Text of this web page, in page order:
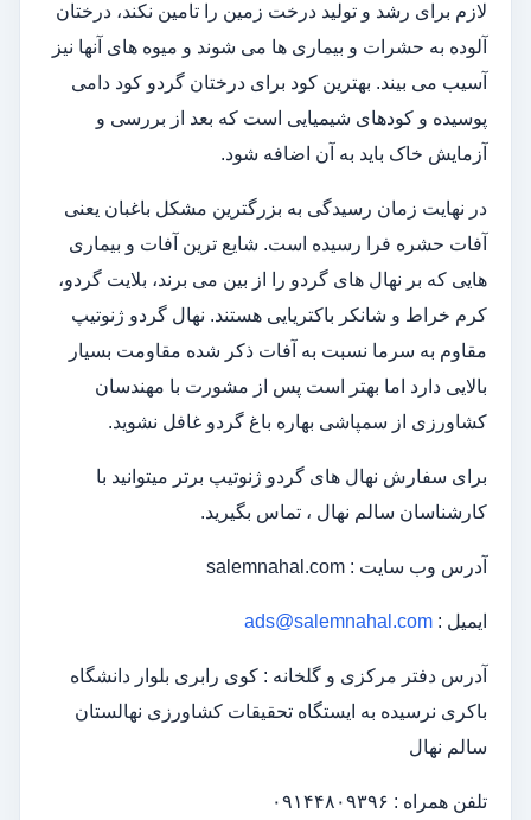
لازم برای رشد و تولید درخت زمین را تامین نکند، درختان
آلوده به حشرات و بیماری ها می شوند و میوه های آنها نیز
آسیب می بیند. بهترین کود برای درختان گردو کود دامی
پوسیده و کودهای شیمیایی است که بعد از بررسی و
آزمایش خاک باید به آن اضافه شود.
در نهایت زمان رسیدگی به بزرگترین مشکل باغبان یعنی
آفات حشره فرا رسیده است. شایع ترین آفات و بیماری
هایی که بر نهال های گردو را از بین می برند، بلایت گردو،
کرم خراط و شانکر باکتریایی هستند. نهال گردو ژنوتیپ
مقاوم به سرما نسبت به آفات ذکر شده مقاومت بسیار
بالایی دارد اما بهتر است پس از مشورت با مهندسان
کشاورزی از سمپاشی بهاره باغ گردو غافل نشوید.
برای سفارش نهال های گردو ژنوتیپ برتر میتوانید با
کارشناسان سالم نهال ، تماس بگیرید.
آدرس وب سایت : salemnahal.com
ایمیل : ads@salemnahal.com
آدرس دفتر مرکزی و گلخانه : کوی رابری بلوار دانشگاه
باکری نرسیده به ایستگاه تحقیقات کشاورزی نهالستان
سالم نهال
تلفن همراه : ۰۹۱۴۴۸۰۹۳۹۶